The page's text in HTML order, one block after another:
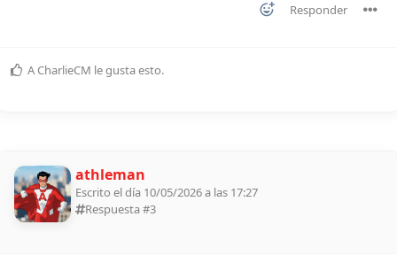
Responder
A CharlieCM le gusta esto.
athleman
Escrito el día 10/05/2026 a las 17:27
Respuesta #3